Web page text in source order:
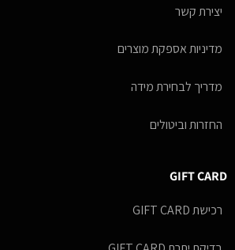
יצירת קשר
מדיניות אספקת מוצרים
מדריך לבחירת מידה
החזרות וביטולים
GIFT CARD
רכישת GIFT CARD